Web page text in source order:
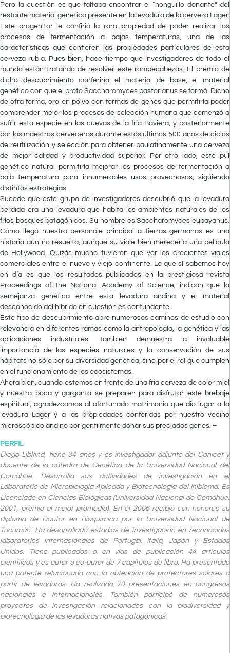
Pero la cuestión es que faltaba encontrar el “honguillo donante” del
restante material genético presente en la levadura de la cerveza Lager.
Este progenitor le confirió la rara propiedad de poder realizar los
procesos de fermentación a bajas temperaturas, una de las
características que confieren las propiedades particulares de esta
cerveza rubia. Pues bien, hace tiempo que investigadores de todo el
mundo están tratando de resolver este rompecabezas. El premio de
dicho descubrimiento conferiría el material de base, el material
genético con que el proto Saccharomyces pastorianus se formó. Dicho
de otra forma, oro en polvo con formas de genes que permitiría poder
comprender mejor los procesos de selección humana que comenzó a
sufrir esta especie en las cuevas de la fría Baviera, y posteriormente
por los maestros cerveceros durante estos últimos 500 años de ciclos
de reutilización y selección para obtener paulatinamente una cerveza
de mejor calidad y productividad superior. Por otro lado, este pul
genético natural permitiría mejorar los procesos de fermentación a
baja temperatura para innumerables usos provechosos, siguiendo
distintas estrategias.
Sucede que este grupo de investigadores descubrió que la levadura
perdida era una levadura que habita los ambientes naturales de los
fríos bosques patagónicos. Su nombre es Saccharomyces eubayanus.
Cómo llegó nuestro personaje principal a tierras germanas es una
historia aún no resuelta, aunque su viaje bien merecería una película
de Hollywood. Quizás mucho tuvieron que ver los crecientes viajes
comerciales entre el nuevo y viejo continente. Lo que sí sabemos hoy
en día es que los resultados publicados en la prestigiosa revista
Proceedings of the National Academy of Science, indican que la
semejanza genética entre esta levadura andina y el material
desconocido del híbrido en cuestión es contundente.
Este tipo de descubrimiento abre numerosos caminos de estudio con
relevancia en diferentes ramas como la antropología, la genética y las
aplicaciones industriales. También demuestra la invaluable
importancia de las especies naturales y la conservación de sus
hábitats no sólo por su diversidad genética, sino por el rol que cumplen
en el funcionamiento de los ecosistemas.
Ahora bien, cuando estemos en frente de una fría cerveza de color miel
y nuestra boca y garganta se preparen para disfrutar este brebaje
espiritual, agradezcamos al afortunado matrimonio que dio lugar a la
levadura Lager y a las propiedades conferidas por nuestro vecino
microscópico andino por gentilmente donar sus preciados genes. –
PERFIL
Diego Libkind, tiene 34 años y es investigador adjunto del Conicet y
docente de la cátedra de Genética de la Universidad Nacional del
Comahue. Desarrolla sus actividades de investigación en el
Laboratorio de Microbiología Aplicada y Biotecnología del Inibioma. Es
Licenciado en Ciencias Biológicas (Universidad Nacional de Comahue,
2001, premio al mejor promedio). En el 2006 recibió con honores su
diploma de Doctor en Bioquímica por la Universidad Nacional de
Tucumán. Ha desarrollado estadías de investigación en reconocidos
laboratorios internacionales de Portugal, Italia, Japón y Estados
Unidos. Tiene publicados o en vías de publicación 44 artículos
científicos y es autor o co-autor de 7 capítulos de libro. Ha presentado
una patente relacionada con la obtención de protectores solares a
partir de levaduras. Ha realizado 70 presentaciones en congresos
nacionales e internacionales. También participó de numerosos
proyectos de investigación relacionados con la biodiversidad y
biotecnología de las levaduras nativas patagónicas.